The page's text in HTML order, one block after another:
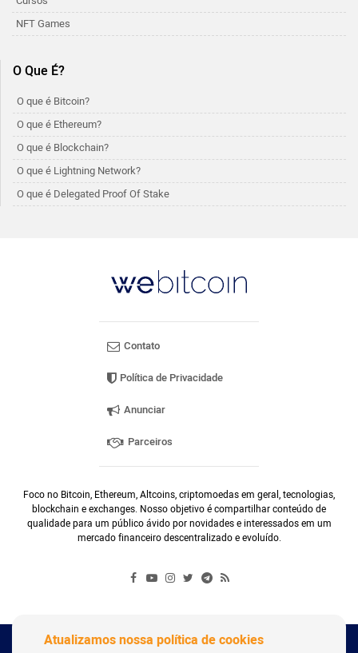
NFT Games
O Que É?
O que é Bitcoin?
O que é Ethereum?
O que é Blockchain?
O que é Lightning Network?
O que é Delegated Proof Of Stake
Contato
Política de Privacidade
Anunciar
Parceiros
Foco no Bitcoin, Ethereum, Altcoins, criptomoedas em geral, tecnologias,
blockchain e exchanges. Nosso objetivo é compartilhar conteúdo de
qualidade para um público ávido por novidades e interessados em um
mercado financeiro descentralizado e evoluído.
Atualizamos nossa política de cookies